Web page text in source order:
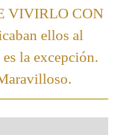
VIVIRLO CON
ellos al
la excepción.